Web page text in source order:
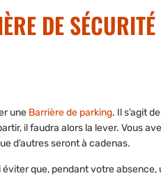
DE
une Barrière de parking. Il s’agit
il faudra alors la lever. Vous
d’autres seront à cadenas.
que, pendant votre